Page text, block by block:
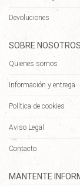
Devoluciones
SOBRE NOSOTROS
Quienes somos
Información y entrega
Política de cookies
Aviso Legal
Contacto
MANTENTE